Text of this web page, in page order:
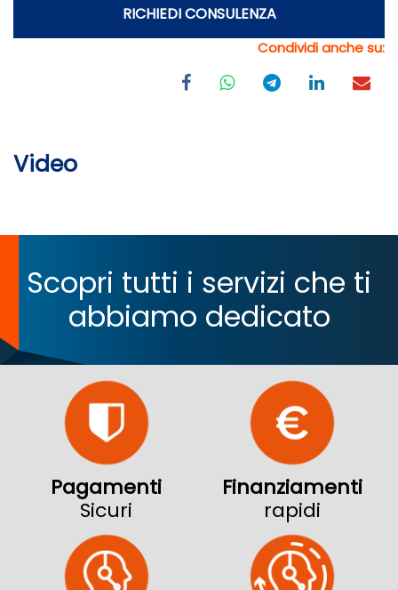
RICHIEDI CONSULENZA
Condividi anche su:
Video
Scopri tutti i servizi che ti
abbiamo dedicato
Pagamenti
Sicuri
Finanziamenti
rapidi